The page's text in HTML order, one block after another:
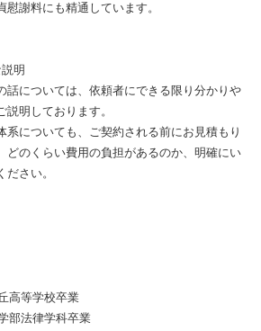
謝料にも精通しています。
明
話については、依頼者にできる限り分かりや
明しております。
系についても、ご契約される前にお見積もり
どのくらい費用の負担があるのか、明確にい
さい。
高等学校卒業
部法律学科卒業